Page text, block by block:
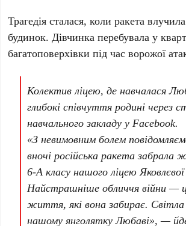
Трагедія сталася, коли ракета
будинок. Дівчинка перебувала у
багатоповерхівки під час ворожої
Колектив ліцею, де навчалася
глибокі співчуття родині через
навчального закладу у Facebook.
«З невимовним болем
вночі російська ракета забрала
6-А класу нашого ліцею
Найстрашніше обличчя війни —
життя, які вона забирає.
нашому янголятку Любаві», —